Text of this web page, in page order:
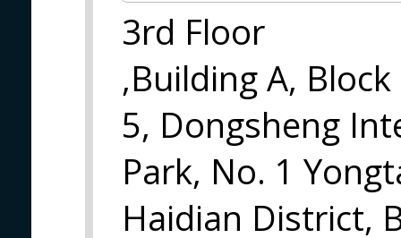
3rd Floor
,Building A, Block
5, Dongsheng
Park, No. 1
Haidian District,